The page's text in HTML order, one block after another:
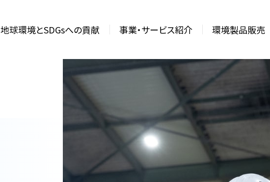
地球環境とSDGsへの貢献 事業・サービス紹介 環境製品販売